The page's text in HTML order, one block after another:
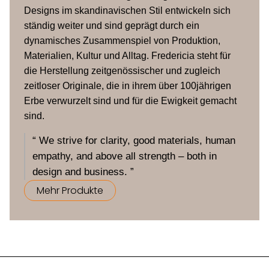
Sitzhöhe 47 cm
Stapelbar 2 Stück am Boden
Designs im skandinavischen Stil entwickeln sich
ständig weiter und sind geprägt durch ein
dynamisches Zusammenspiel von Produktion,
Materialien, Kultur und Alltag. Fredericia steht für
die Herstellung zeitgenössischer und zugleich
zeitloser Originale, die in ihrem über 100jährigen
Erbe verwurzelt sind und für die Ewigkeit gemacht
sind.
“ We strive for clarity, good materials, human
empathy, and above all strength – both in
design and business. ”
Mehr Produkte